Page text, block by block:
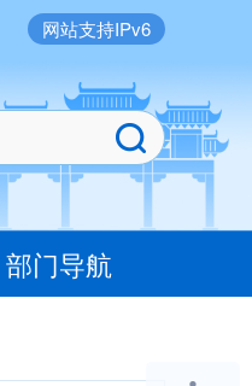
网站支持IPv6
部门导航